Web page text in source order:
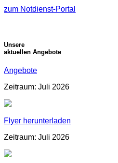
zum Notdienst-Portal
Unsere
aktuellen Angebote
Angebote
Zeitraum: Juli 2026
Flyer herunterladen
Zeitraum: Juli 2026